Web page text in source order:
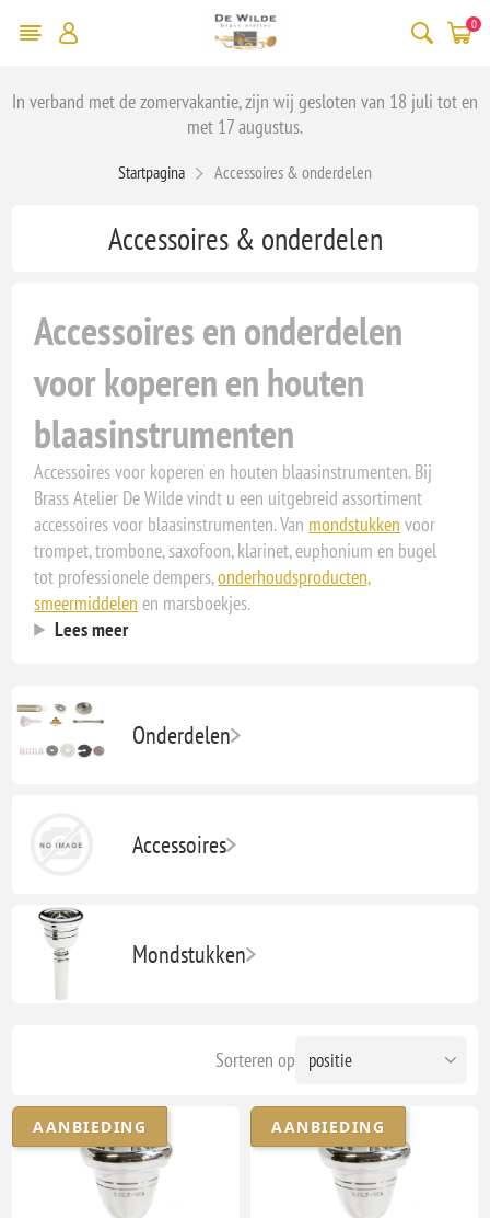
0
In verband met de zomervakantie, zijn wij gesloten van 18 juli tot en
met 17 augustus.
Startpagina Accessoires & onderdelen
Accessoires & onderdelen
Accessoires en onderdelen
voor koperen en houten
blaasinstrumenten
Accessoires voor koperen en houten blaasinstrumenten. Bij
Brass Atelier De Wilde vindt u een uitgebreid assortiment
accessoires voor blaasinstrumenten. Van mondstukken voor
trompet, trombone, saxofoon, klarinet, euphonium en bugel
tot professionele dempers,onderhoudsproducten,
smeermiddelen en marsboekjes.
Lees meer
Onderdelen
Accessoires
Mondstukken
Sorteren op
AANBIEDING AANBIEDING